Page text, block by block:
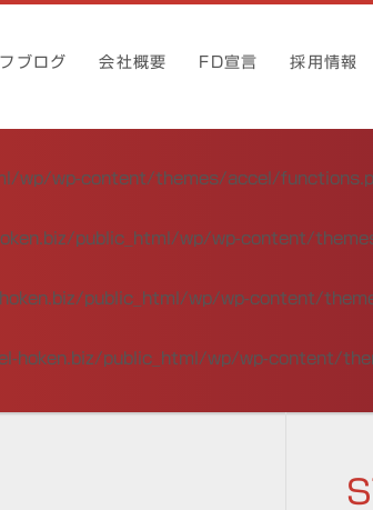
ブログ 会社概要 FD宣言 採用情報
wp/wp-content/themes/accel/
public_html/wp/wp-content/
public_html/wp/wp-content/
hoken.biz/public_html/wp/wp-content/